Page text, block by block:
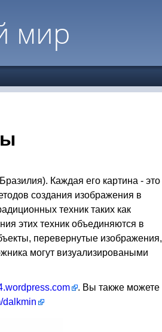
мир
Каждая его картина - это
создания изображения в
техник таких как
этих техник объединяются в
перевернутые изображения,
могут визуализироваными
. Вы также можете
dalkmin